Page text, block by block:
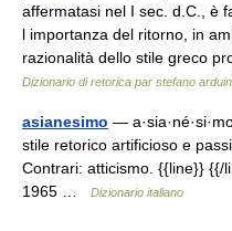
affermatasi nel I sec. d.C., è
l importanza del ritorno, in
razionalità dello stile greco
Dizionario di retorica par stefano
asianesimo —
stile retorico artificioso e
Contrari: atticismo. {{line}} {{/
1965 …
Dizionario italiano